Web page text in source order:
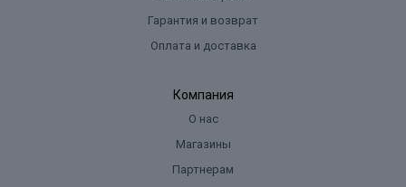
Гарантия и возврат
Оплата и доставка
Компания
О нас
Магазины
Партнерам